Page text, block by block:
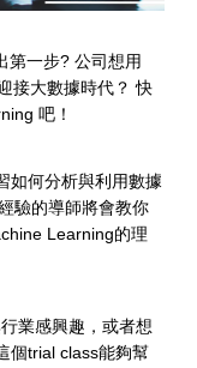
第一步? 公司想用
接大數據時代？ 快
吧！
如何分析與利用數據
驗的導師將會教你
Learning的理
業感興趣，或者想
個trial class能夠幫